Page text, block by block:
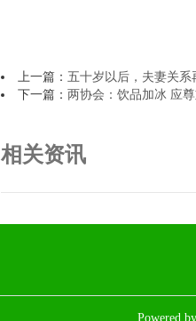
上一篇： 五十岁以后，夫妻关系
下一篇： 两协会：饮品加冰 应
相关资讯
Powered by